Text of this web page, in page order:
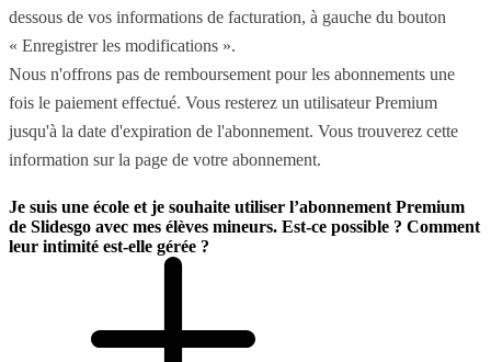
dessous de vos informations de facturation, à gauche du bouton
« Enregistrer les modifications ».
Nous n'offrons pas de remboursement pour les abonnements une
fois le paiement effectué. Vous resterez un utilisateur Premium
jusqu'à la date d'expiration de l'abonnement. Vous trouverez cette
information sur la page de votre abonnement.
Je suis une école et je souhaite utiliser l’abonnement Premium
de Slidesgo avec mes élèves mineurs. Est-ce possible ? Comment
leur intimité est-elle gérée ?